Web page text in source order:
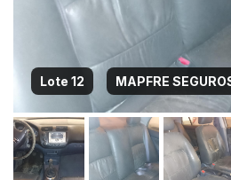
Lote 12 MAPFRE